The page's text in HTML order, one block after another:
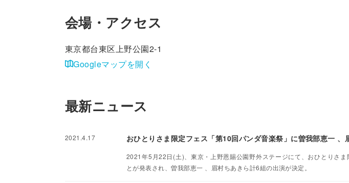
会場・アクセス
東京都台東区上野公園2-1
Googleマップを開く
最新ニュース
2021.4.17 おひとりさま限定フェス「第10回パンダ⾳楽祭」に曽我部恵⼀ 、
2021年5月22日(土)、東京・上野恩賜公園野外ステージにて、おひとりさ
とが発表され、曽我部恵⼀ 、眉村ちあきら計6組の出演が決定。